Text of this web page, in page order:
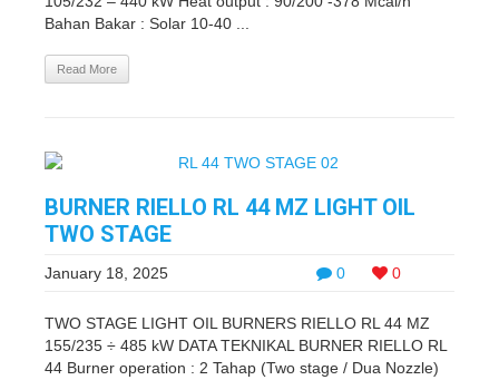
Bahan Bakar : Solar 10-40 ...
Read More
BURNER RIELLO RL 44 MZ LIGHT OIL
TWO STAGE
0 0
January 18, 2025
TWO STAGE LIGHT OIL BURNERS RIELLO RL 44 MZ
155/235 ÷ 485 kW DATA TEKNIKAL BURNER RIELLO RL
44 Burner operation : 2 Tahap (Two stage / Dua Nozzle)